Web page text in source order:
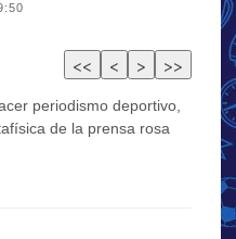
periodismo deportivo,
de la prensa rosa